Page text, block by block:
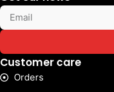
Customer care
Orders